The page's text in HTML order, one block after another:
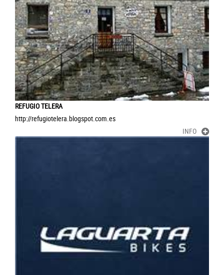
REFUGIO TELERA
http://refugiotelera.blogspot.com.es
INFO